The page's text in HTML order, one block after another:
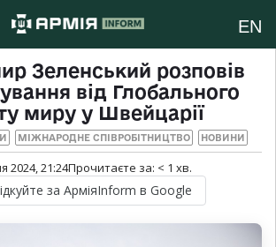
EN
Зеленський розповів
від Глобального
миру у Швейцарії
МІЖНАРОДНЕ СПІВРОБІТНИЦТВО НОВИНИ
2024, 21:24Прочитаєте за: < 1 хв.
за АрміяInform в Google